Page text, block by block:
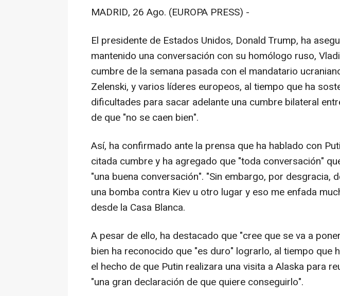
MADRID, 26 Ago. (EUROPA PRESS) -
El presidente de Estados Unidos, Donald Trump, ha
mantenido una conversación con su homólogo ruso,
cumbre de la semana pasada con el mandatario
Zelenski, y varios líderes europeos, al tiempo que ha
dificultades para sacar adelante una cumbre bilateral
de que "no se caen bien".
Así, ha confirmado ante la prensa que ha hablado con
citada cumbre y ha agregado que "toda conversación"
"una buena conversación". "Sin embargo, por desgracia,
una bomba contra Kiev u otro lugar y eso me enfada
desde la Casa Blanca.
A pesar de ello, ha destacado que "cree que se va a
bien ha reconocido que "es duro" lograrlo, al tiempo que
el hecho de que Putin realizara una visita a Alaska para
"una gran declaración de que quiere conseguirlo".